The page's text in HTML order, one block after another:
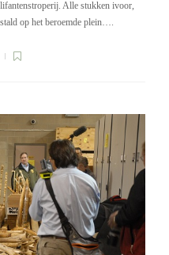
Alle stukken ivoor,
op het beroemde plein….